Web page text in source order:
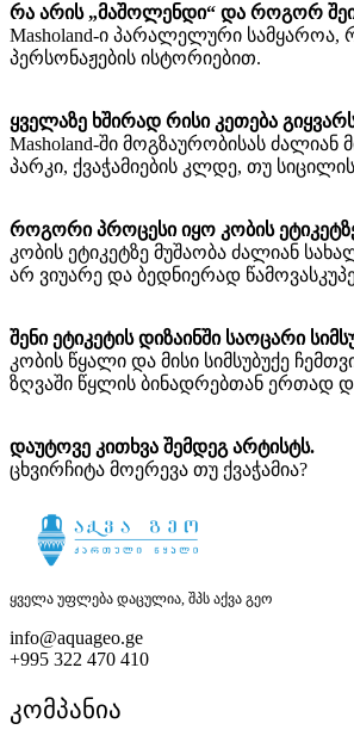
რა არის „მაშოლენდი“ და როგორ
Masholand-ი პარალელური სამყაროა,
პერსონაჟების ისტორიებით.
ყველაზე ხშირად რისი კეთება
Masholand-ში მოგზაურობისას
პარკი, ქვაჭამიების კლდე, თუ
როგორი პროცესი იყო კობის
კობის ეტიკეტზე მუშაობა ძალიან
არ ვიუარე და ბედნიერად
შენი ეტიკეტის დიზაინში საოცარი
კობის წყალი და მისი სიმსუბუქე
ზღვაში წყლის ბინადრებთან ერთად
დაუტოვე კითხვა შემდეგ არტისტს.
ცხვირჩიტა მოერევა თუ ქვაჭამია?
ყველა უფლება დაცულია, შპს აქვა გეო
info@aquageo.ge
+995 322 470 410
კომპანია